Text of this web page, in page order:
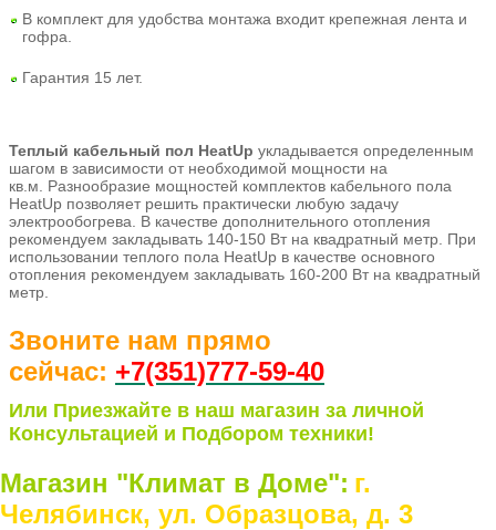
В комплект для удобства монтажа входит крепежная лента и
гофра.
Гарантия 15 лет.
Теплый кабельный пол HeatUp укладывается определенным
шагом в зависимости от необходимой мощности на
кв.м. Разнообразие мощностей комплектов кабельного пола
HeatUp позволяет решить практически любую задачу
электрообогрева. В качестве дополнительного отопления
рекомендуем закладывать 140-150 Вт на квадратный метр. При
использовании теплого пола HeatUp в качестве основного
отопления рекомендуем закладывать 160-200 Вт на квадратный
метр.
Звоните нам прямо
сейчас: +7(351)777-59-40
Или Приезжайте в наш магазин за личной
Консультацией и Подбором техники!
Магазин "Климат в Доме": г.
Челябинск, ул. Образцова, д. 3